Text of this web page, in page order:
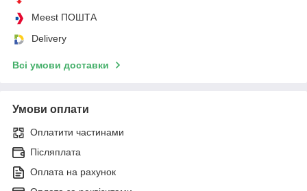
Meest ПОШТА
Delivery
Всі умови доставки
Умови оплати
Оплатити частинами
Післяплата
Оплата на рахунок